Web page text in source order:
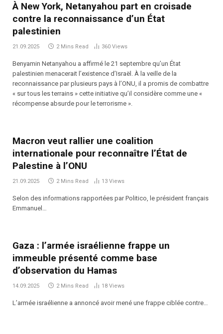
À New York, Netanyahou part en croisade
contre la reconnaissance d’un État
palestinien
21.09.2025 2 Mins Read 360 Views
Benyamin Netanyahou a affirmé le 21 septembre qu’un État
palestinien menacerait l’existence d’Israël. À la veille de la
reconnaissance par plusieurs pays à l’ONU, il a promis de combattre
« sur tous les terrains » cette initiative qu’il considère comme une «
récompense absurde pour le terrorisme ».
Macron veut rallier une coalition
internationale pour reconnaître l’État de
Palestine à l’ONU
21.09.2025 2 Mins Read 13 Views
Selon des informations rapportées par Politico, le président français
Emmanuel…
Gaza : l’armée israélienne frappe un
immeuble présenté comme base
d’observation du Hamas
14.09.2025 2 Mins Read 18 Views
L’armée israélienne a annoncé avoir mené une frappe ciblée contre…